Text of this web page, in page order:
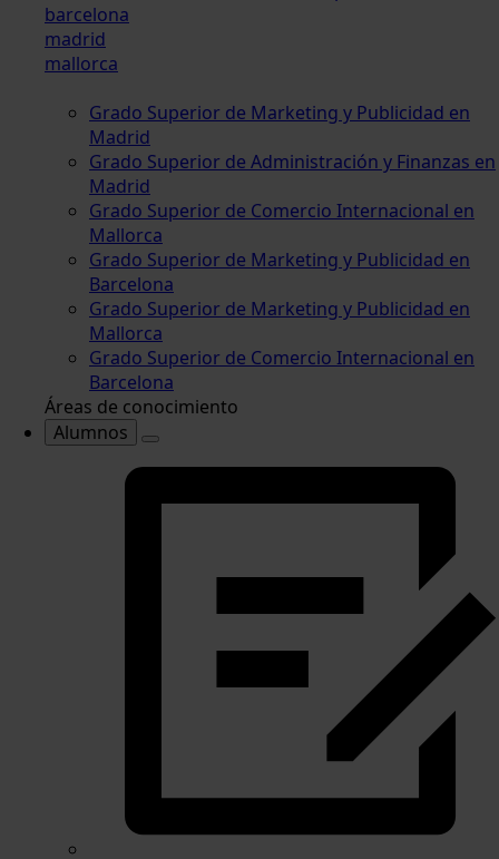
barcelona
madrid
mallorca
Grado Superior de Marketing y Publicidad en
Madrid
Grado Superior de Administración y Finanzas en
Madrid
Grado Superior de Comercio Internacional en
Mallorca
Grado Superior de Marketing y Publicidad en
Barcelona
Grado Superior de Marketing y Publicidad en
Mallorca
Grado Superior de Comercio Internacional en
Barcelona
Áreas de conocimiento
Alumnos